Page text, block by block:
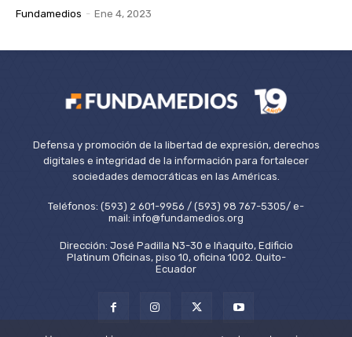
Fundamedios - Ene 4, 2023
Defensa y promoción de la libertad de expresión, derechos
digitales e integridad de la información para fortalecer
sociedades democráticas en las Américas.
Teléfonos: (593) 2 601-9956 / (593) 98 767-5305/ e-
mail: info@fundamedios.org
Dirección: José Padilla N3-30 e Iñaquito, Edificio
Platinum Oficinas, piso 10, oficina 1002. Quito-
Ecuador